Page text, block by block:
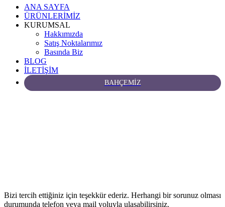
ANA SAYFA
ÜRÜNLERİMİZ
KURUMSAL
Hakkımızda
Satış Noktalarımız
Basında Biz
BLOG
İLETİŞİM
BAHÇEMİZ
Bizi tercih ettiğiniz için teşekkür ederiz. Herhangi bir sorunuz olması
durumunda telefon veya mail yoluyla ulaşabilirsiniz.